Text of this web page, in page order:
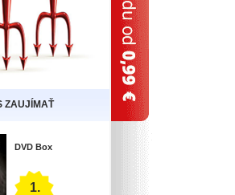
ZAUJÍMAŤ
DVD Box
1.